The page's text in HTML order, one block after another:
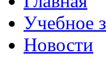
Учебное
Новости